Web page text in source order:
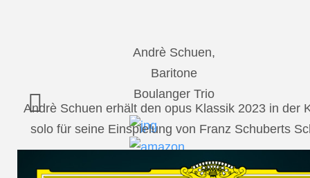
Andrè Schuen,
Baritone
Boulanger Trio
Andrè Schuen erhält den opus Klassik 2023 in der
solo für seine Einspielung von Franz Schuberts